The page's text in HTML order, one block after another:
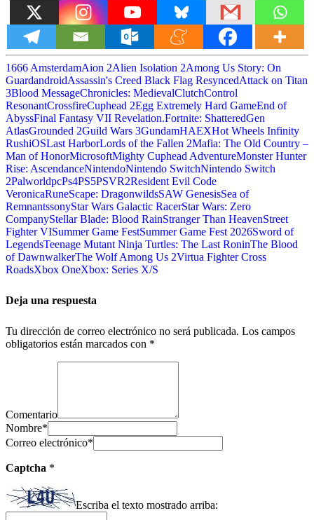
1666 AmsterdamAion 2Alien Isolation 2Among Us Story: On
GuardandroidAssassin's Creed Black Flag ResyncedAttack on Titan
3Blood MessageChronicles: MedievalClutchControl
ResonantCrossfireCuphead 2Egg Extremely Hard GameEnd of
AbyssFinal Fantasy VII Revelation.Fortnite: ShatteredGen
AtlasGrounded 2Guild Wars 3GundamHAEXHot Wheels Infinity
RushiOSLast HarborLords of the Fallen 2Mafia: The Old Country –
Man of HonorMicrosoftMighty Cuphead AdventureMonster Hunter
Rise: AscendanceNintendoNintendo SwitchNintendo Switch
2PalworldpcPs4PS5PSVR2Resident Evil Code
VeronicaRuneScape: DragonwildsSAW GenesisSea of
RemnantssonyStar Wars Galactic RacerStar Wars: Zero
CompanyStellar Blade: Blood RainStranger Than HeavenStreet
Fighter VISummer Game FestSummer Game Fest 2026Sword of
LegendsTeenage Mutant Ninja Turtles: The Last RoninThe Blood
of DawnwalkerThe Wolf Among Us 2Virtua Fighter Cross
RoadsXbox OneXbox: Series X/S
Deja una respuesta
Tu dirección de correo electrónico no será publicada. Los campos
obligatorios están marcados con *
Comentario
Nombre*
Correo electrónico*
Captcha *
Escriba el texto mostrado arriba: